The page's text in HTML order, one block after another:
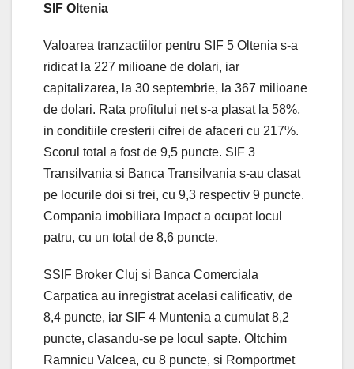
SIF Oltenia
Valoarea tranzactiilor pentru SIF 5 Oltenia s-a
ridicat la 227 milioane de dolari, iar
capitalizarea, la 30 septembrie, la 367 milioane
de dolari. Rata profitului net s-a plasat la 58%,
in conditiile cresterii cifrei de afaceri cu 217%.
Scorul total a fost de 9,5 puncte. SIF 3
Transilvania si Banca Transilvania s-au clasat
pe locurile doi si trei, cu 9,3 respectiv 9 puncte.
Compania imobiliara Impact a ocupat locul
patru, cu un total de 8,6 puncte.
SSIF Broker Cluj si Banca Comerciala
Carpatica au inregistrat acelasi calificativ, de
8,4 puncte, iar SIF 4 Muntenia a cumulat 8,2
puncte, clasandu-se pe locul sapte. Oltchim
Ramnicu Valcea, cu 8 puncte, si Romportmet